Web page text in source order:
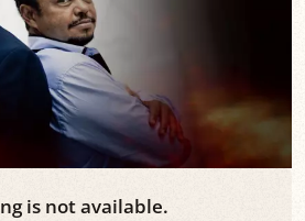
is not available.